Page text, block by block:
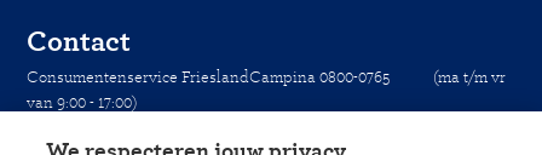
Contact
Consumentenservice FrieslandCampina 0800-0765 (ma t/m vr
van 9:00 - 17:00)